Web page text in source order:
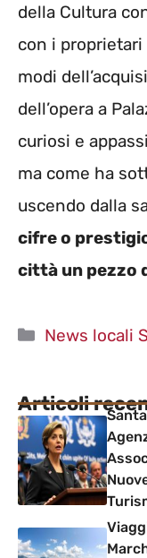
della Cultura
con i
modi
dell’opera a
curiosi e
ma come ha
uscendo dalla
cifre o
città un pezzo
Categorie
News locali
Articoli